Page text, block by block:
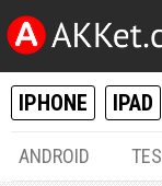
IPHONE IPAD
ANDROID